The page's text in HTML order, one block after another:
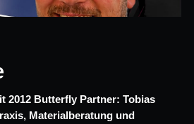
2012 Butterfly Partner: Tobias
Materialberatung und